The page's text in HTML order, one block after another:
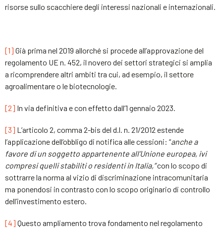
risorse sullo scacchiere degli interessi nazionali e internazionali.
[1] Già prima nel 2019 allorché si procede all’approvazione del
regolamento UE n. 452, il novero dei settori strategici si amplia
a ricomprendere altri ambiti tra cui, ad esempio, il settore
agroalimentare o le biotecnologie.
[2] In via definitiva e con effetto dall’1 gennaio 2023.
[3] L’articolo 2, comma 2-bis del d.l. n. 21/2012 estende
l’applicazione dell’obbligo di notifica alle cessioni: “anche a
favore di un soggetto appartenente all’Unione europea, ivi
compresi quelli stabiliti o residenti in Italia,”con lo scopo di
sottrarre la norma al vizio di discriminazione intracomunitaria
ma ponendosi in contrasto con lo scopo originario di controllo
dell’investimento estero.
[4] Questo ampliamento trova fondamento nel regolamento